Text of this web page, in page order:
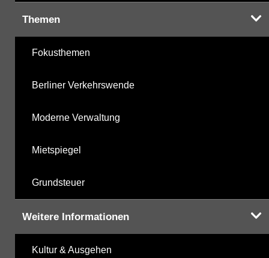
Themen
Fokusthemen
Berliner Verkehrswende
Moderne Verwaltung
Mietspiegel
Grundsteuer
Weitere Informationen
Kultur & Ausgehen